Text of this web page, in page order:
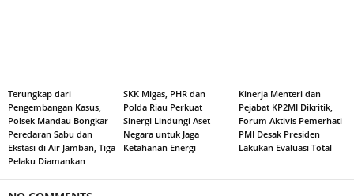
Terungkap dari
Pengembangan Kasus,
Polsek Mandau Bongkar
Peredaran Sabu dan
Ekstasi di Air Jamban, Tiga
Pelaku Diamankan
SKK Migas, PHR dan
Polda Riau Perkuat
Sinergi Lindungi Aset
Negara untuk Jaga
Ketahanan Energi
Kinerja Menteri dan
Pejabat KP2MI Dikritik,
Forum Aktivis Pemerhati
PMI Desak Presiden
Lakukan Evaluasi Total